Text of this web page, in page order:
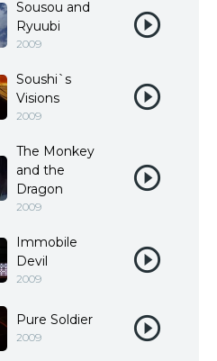
Sousou and
Ryuubi
2009
Soushi`s
Visions
2009
The Monkey
and the
Dragon
2009
Immobile
Devil
2009
Pure Soldier
2009